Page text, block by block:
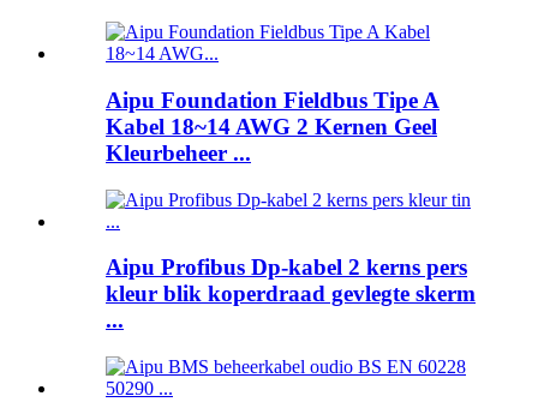
Aipu Foundation Fieldbus Tipe A
Kabel 18~14 AWG 2 Kernen Geel
Kleurbeheer ...
Aipu Profibus Dp-kabel 2 kerns pers
kleur blik koperdraad gevlegte skerm
...